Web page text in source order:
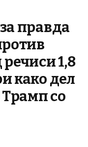
правда
1,8
како дел
со